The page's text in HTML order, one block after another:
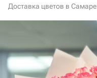
Доставка цветов в Самаре